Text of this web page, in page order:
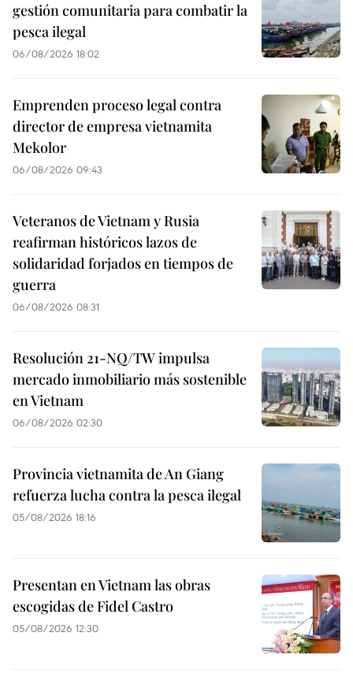
gestión comunitaria para combatir la
pesca ilegal
06/08/2026 18:02
Emprenden proceso legal contra
director de empresa vietnamita
Mekolor
06/08/2026 09:43
Veteranos de Vietnam y Rusia
reafirman históricos lazos de
solidaridad forjados en tiempos de
guerra
06/08/2026 08:31
Resolución 21-NQ/TW impulsa
mercado inmobiliario más sostenible
en Vietnam
06/08/2026 02:30
Provincia vietnamita de An Giang
refuerza lucha contra la pesca ilegal
05/08/2026 18:16
Presentan en Vietnam las obras
escogidas de Fidel Castro
05/08/2026 12:30